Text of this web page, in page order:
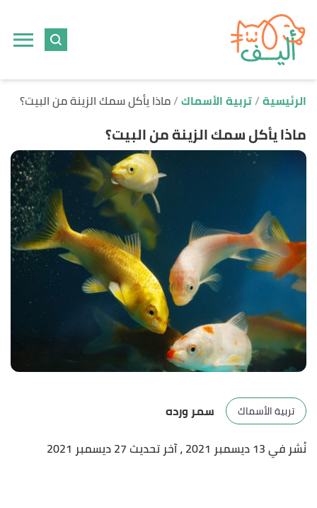
الرئيسية تربية الأسماك ماذا يأكل سمك الزينة من البيت؟
ماذا يأكل سمك الزينة من البيت؟
تربية الأسماك
سمر ورده
نُشر في 13 ديسمبر 2021
، آخر تحديث 27 ديسمبر 2021